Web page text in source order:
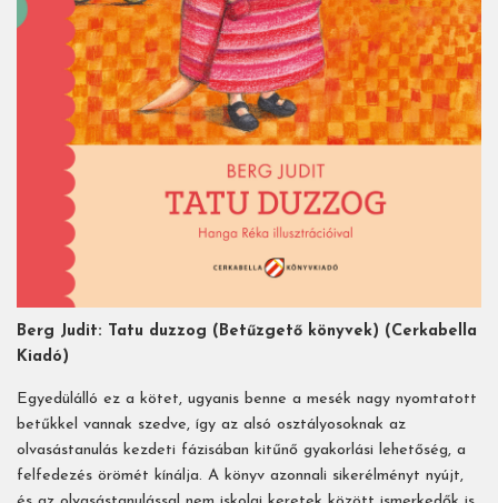
Berg Judit: Tatu duzzog (Betűzgető könyvek) (Cerkabella
Kiadó)
Egyedülálló ez a kötet, ugyanis benne a mesék nagy nyomtatott
betűkkel vannak szedve, így az alsó osztályosoknak az
olvasástanulás kezdeti fázisában kitűnő gyakorlási lehetőség, a
felfedezés örömét kínálja. A könyv azonnali sikerélményt nyújt,